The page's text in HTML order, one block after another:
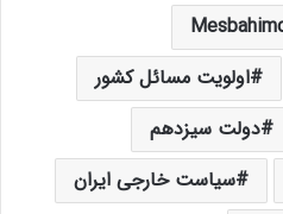
اولویت مسائل کشور
دولت سیزدهم
سیاست خارجی ایران